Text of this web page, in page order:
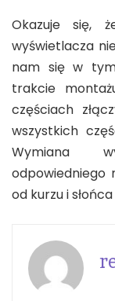
Okazuje się,
wyświetlacza
nam się w
trakcie
częściach
wszystkich
Wymiana
odpowiedniego
od kurzu i